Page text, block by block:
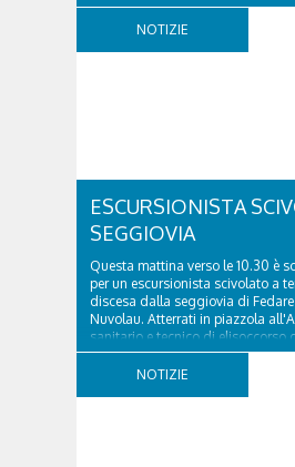
appositi dissuasori in
NOTIZIE
ESCURSIONISTA
SEGGIOVIA
Questa mattina verso le 10.30 è
per un escursionista scivolato a
discesa dalla seggiovia di
Nuvolau. Atterrati in piazzola
sanitario e tecnico di elisoccorso
raggiunto il 74enne di Teolo...
NOTIZIE